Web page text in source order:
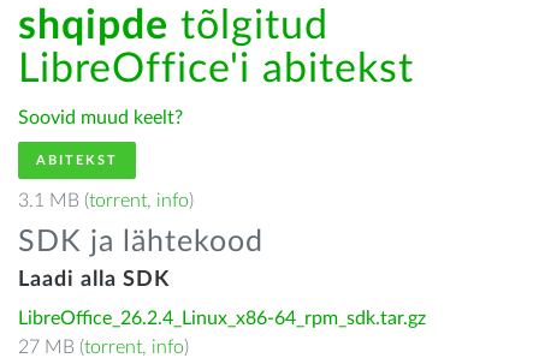
shqipde tõlgitud
LibreOffice'i abitekst
Soovid muud keelt?
ABITEKST
3.1 MB (torrent, info)
SDK ja lähtekood
Laadi alla SDK
LibreOffice_26.2.4_Linux_x86-64_rpm_sdk.tar.gz
27 MB (torrent, info)